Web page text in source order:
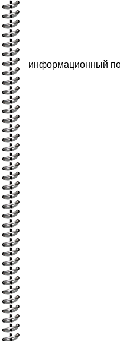
информационный